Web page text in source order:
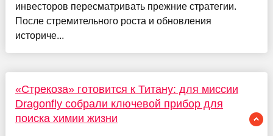
инвесторов пересматривать прежние стратегии.
После стремительного роста и обновления
историче...
«Стрекоза» готовится к Титану: для миссии
Dragonfly собрали ключевой прибор для
поиска химии жизни